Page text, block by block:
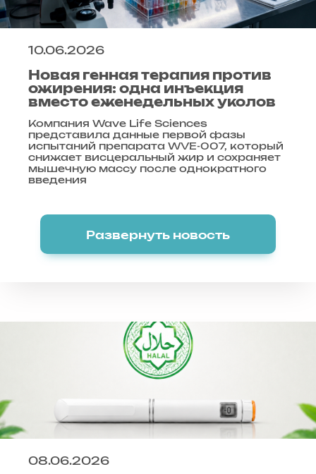
10.06.2026
Новая генная терапия против
ожирения: одна инъекция
вместо еженедельных уколов
Компания Wave Life Sciences
представила данные первой фазы
испытаний препарата WVE-007, который
снижает висцеральный жир и сохраняет
мышечную массу после однократного
введения
Развернуть новость
08.06.2026